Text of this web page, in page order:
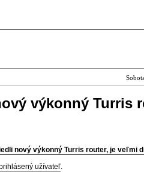
výkonný Turris
nový výkonný Turris router, je veľmi
užívateľ.